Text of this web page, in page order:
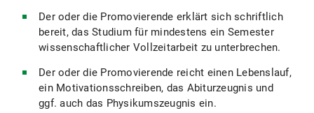
Der oder die Promovierende erklärt sich schriftlich
bereit, das Studium für mindestens ein Semester
wissenschaftlicher Vollzeitarbeit zu unterbrechen.
Der oder die Promovierende reicht einen Lebenslauf,
ein Motivationsschreiben, das Abiturzeugnis und
ggf. auch das Physikumszeugnis ein.